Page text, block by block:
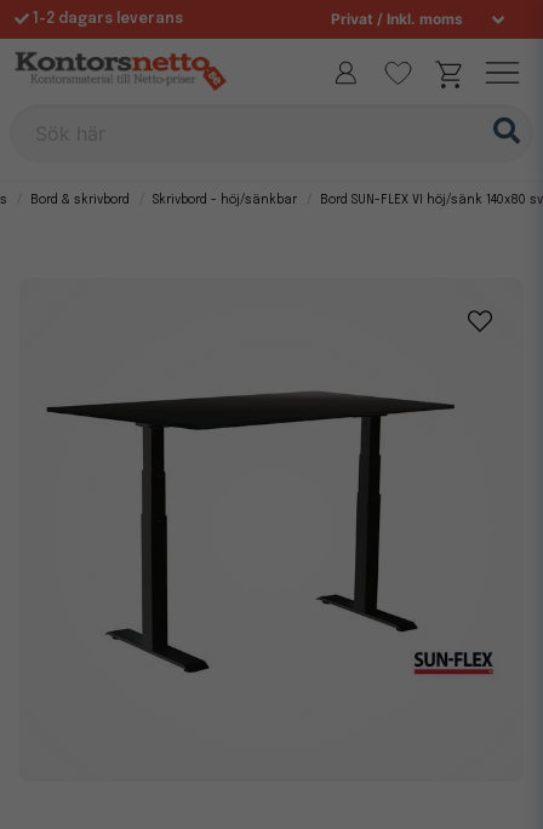
1-2 dagars leverans
Fri frakt över 995 kr
Bord & skrivbord Skrivbord - höj/sänkbar Bord SUN-FLEX VI höj/sänk 140x80